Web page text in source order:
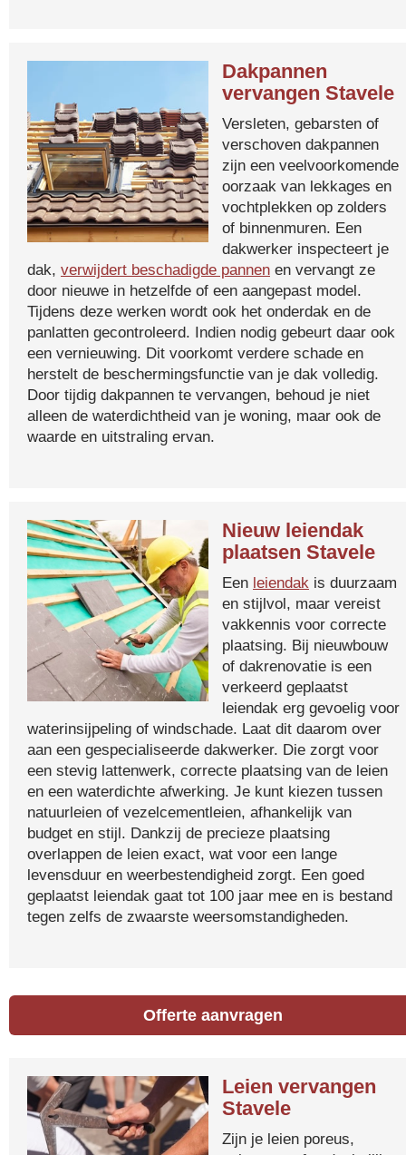
Dakpannen
vervangen Stavele
Versleten, gebarsten of
verschoven dakpannen
zijn een veelvoorkomende
oorzaak van lekkages en
vochtplekken op zolders
of binnenmuren. Een
dakwerker inspecteert je
dak, verwijdert beschadigde pannen en vervangt ze
door nieuwe in hetzelfde of een aangepast model.
Tijdens deze werken wordt ook het onderdak en de
panlatten gecontroleerd. Indien nodig gebeurt daar ook
een vernieuwing. Dit voorkomt verdere schade en
herstelt de beschermingsfunctie van je dak volledig.
Door tijdig dakpannen te vervangen, behoud je niet
alleen de waterdichtheid van je woning, maar ook de
waarde en uitstraling ervan.
Nieuw leiendak
plaatsen Stavele
Een leiendak is duurzaam
en stijlvol, maar vereist
vakkennis voor correcte
plaatsing. Bij nieuwbouw
of dakrenovatie is een
verkeerd geplaatst
leiendak erg gevoelig voor
waterinsijpeling of windschade. Laat dit daarom over
aan een gespecialiseerde dakwerker. Die zorgt voor
een stevig lattenwerk, correcte plaatsing van de leien
en een waterdichte afwerking. Je kunt kiezen tussen
natuurleien of vezelcementleien, afhankelijk van
budget en stijl. Dankzij de precieze plaatsing
overlappen de leien exact, wat voor een lange
levensduur en weerbestendigheid zorgt. Een goed
geplaatst leiendak gaat tot 100 jaar mee en is bestand
tegen zelfs de zwaarste weersomstandigheden.
Offerte aanvragen
Leien vervangen
Stavele
Zijn je leien poreus,